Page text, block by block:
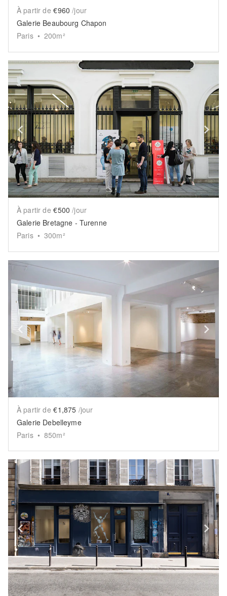
À partir de €960 /jour
Galerie Beaubourg Chapon
Paris • 200m²
Show previous slide
À partir de €500 /jour
Galerie Bretagne - Turenne
Paris • 300m²
Show previous slide
À partir de €1,875 /jour
Galerie Debelleyme
Paris • 850m²
Show previous slide